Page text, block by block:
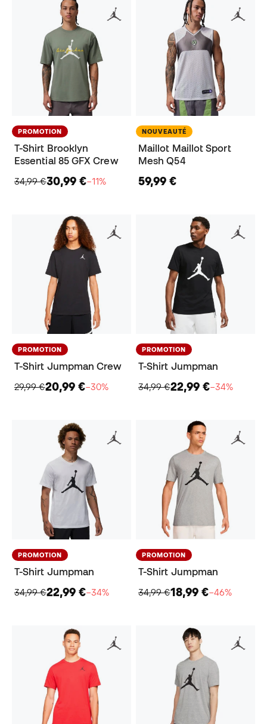
PROMOTION
T-Shirt Brooklyn
Essential 85 GFX Crew
34,99 €30,99 €−11%
NOUVEAUTÉ
Maillot Maillot Sport
Mesh Q54
59,99 €
PROMOTION
T-Shirt Jumpman Crew
29,99 €20,99 €−30%
PROMOTION
T-Shirt Jumpman
34,99 €22,99 €−34%
PROMOTION
T-Shirt Jumpman
34,99 €22,99 €−34%
PROMOTION
T-Shirt Jumpman
34,99 €18,99 €−46%